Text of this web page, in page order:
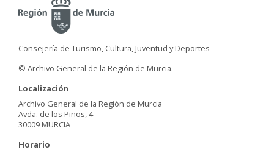
Consejería de Turismo, Cultura, Juventud y Deportes
© Archivo General de la Región de Murcia.
Localización
Archivo General de la Región de Murcia
Avda. de los Pinos, 4
30009 MURCIA
Horario